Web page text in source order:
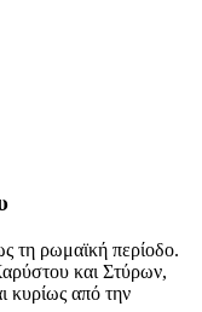
τη ρωμαϊκή περίοδο.
και Στύρων,
κυρίως από την